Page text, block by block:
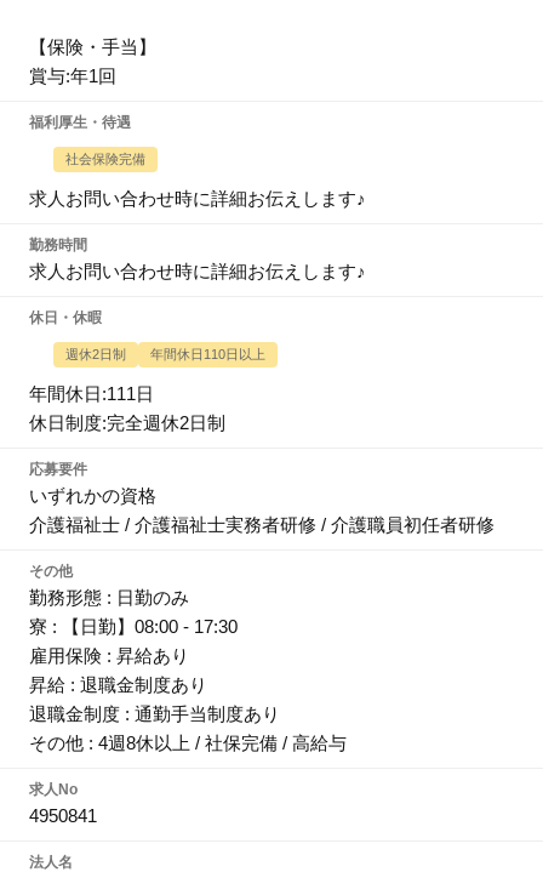
【保険・手当】
賞与:年1回
福利厚生・待遇
社会保険完備
求人お問い合わせ時に詳細お伝えします♪
勤務時間
求人お問い合わせ時に詳細お伝えします♪
休日・休暇
週休2日制 年間休日110日以上
年間休日:111日
休日制度:完全週休2日制
応募要件
いずれかの資格
介護福祉士 / 介護福祉士実務者研修 / 介護職員初任者研修
その他
勤務形態 : 日勤のみ
寮 : 【日勤】08:00 - 17:30
雇用保険 : 昇給あり
昇給 : 退職金制度あり
退職金制度 : 通勤手当制度あり
その他 : 4週8休以上 / 社保完備 / 高給与
求人No
4950841
法人名